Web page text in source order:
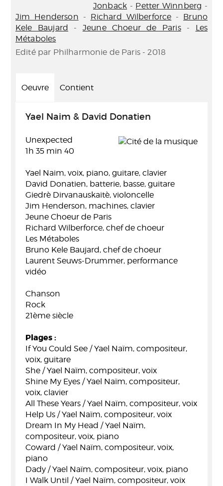
Jonback - Petter Winnberg -
Jim Henderson - Richard Wilberforce - Bruno
Kele Baujard - Jeune Choeur de Paris- Les
Métaboles
Edité par Philharmonie de Paris - 2018
Oeuvre Contient
Yael Naim & David Donatien
Unexpected
1h 35 min 40
Yael Naim, voix, piano, guitare, clavier
David Donatien, batterie, basse, guitare
Giedrè Dirvanauskaitè, violoncelle
Jim Henderson, machines, clavier
Jeune Choeur de Paris
Richard Wilberforce, chef de choeur
Les Métaboles
Bruno Kele Baujard, chef de choeur
Laurent Seuws-Drummer, performance
vidéo
Chanson
Rock
21ème siècle
Plages :
If You Could See / Yael Naïm, compositeur,
voix, guitare
She / Yael Naïm, compositeur, voix
Shine My Eyes / Yael Naïm, compositeur,
voix, clavier
All These Years / Yael Naïm, compositeur, voix
Help Us / Yael Naïm, compositeur, voix
Dream In My Head / Yael Naïm,
compositeur, voix, piano
Coward / Yael Naïm, compositeur, voix,
piano
Dady / Yael Naïm, compositeur, voix, piano
I Walk Until / Yael Naïm, compositeur, voix